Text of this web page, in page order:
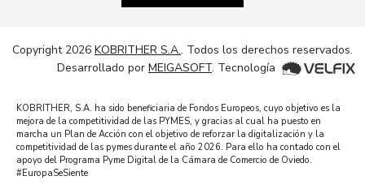
Copyright 2026 KOBRITHER S.A.. Todos los derechos reservados.
Desarrollado por MEIGASOFT. Tecnología
KOBRITHER, S.A. ha sido beneficiaria de Fondos Europeos, cuyo objetivo es la
mejora de la competitividad de las PYMES, y gracias al cual ha puesto en
marcha un Plan de Acción con el objetivo de reforzar la digitalización y la
competitividad de las pymes durante el año 2026. Para ello ha contado con el
apoyo del Programa Pyme Digital de la Cámara de Comercio de Oviedo.
#EuropaSeSiente